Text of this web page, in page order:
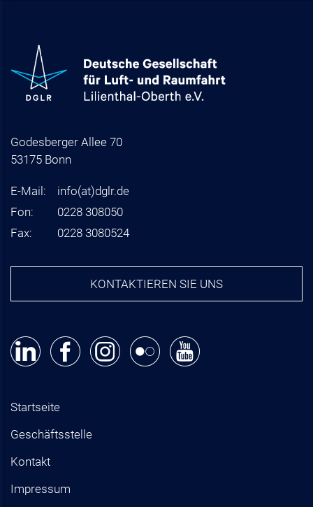
Godesberger Allee 70
53175 Bonn
E-Mail: info(at)dglr.de
Fon:
0228 308050
Fax:
0228 3080524
KONTAKTIEREN SIE UNS
Startseite
Geschäftsstelle
Kontakt
Impressum